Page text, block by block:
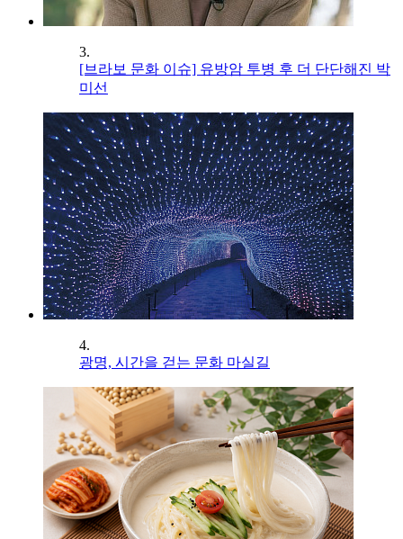
3.
[브라보 문화 이슈] 유방암 투병 후 더 단단해진 박
미선
4.
광명, 시간을 걷는 문화 마실길